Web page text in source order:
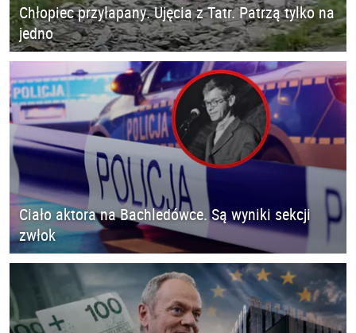
Chłopiec przyłapany. Ujęcia z Tatr. Patrzą tylko na
jedno
Ciało aktora na Bachledówce. Są wyniki sekcji
zwłok